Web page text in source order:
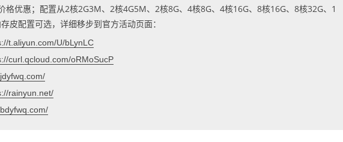
格优惠；配置从2核2G3M、2核4G5M、2核8G、4核8G、4核16G、8核16G、8核32G、1
皮配置可选，详细移步到官方活动页面：
t.aliyun.com/U/bLynLC
curl.qcloud.com/oRMoSucP
rainyun.net/